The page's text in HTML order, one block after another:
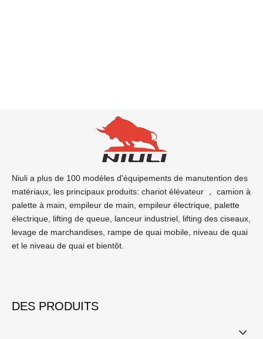
Niuli a plus de 100 modèles d'équipements de manutention des
matériaux, les principaux produits: chariot élévateur ， camion à
palette à main, empileur de main, empileur électrique, palette
électrique, lifting de queue, lanceur industriel, lifting des ciseaux,
levage de marchandises, rampe de quai mobile, niveau de quai
et le niveau de quai et bientôt.
DES PRODUITS